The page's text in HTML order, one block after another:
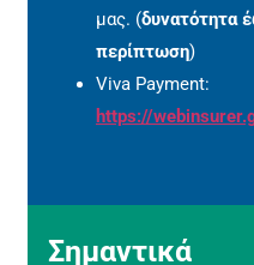
μας. (δυνατότητα
περίπτωση)
Viva Payment:
https://
Σημαντικά